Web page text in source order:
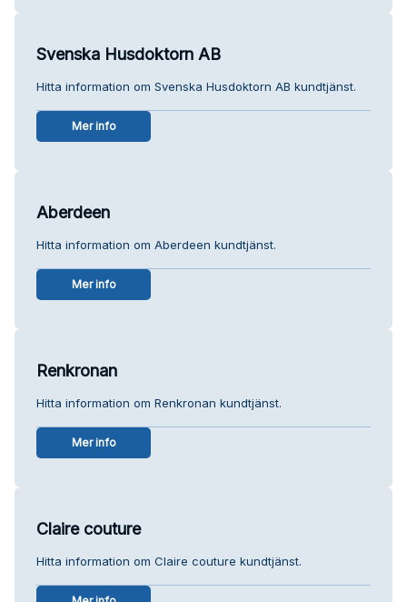
Svenska Husdoktorn AB
Hitta information om Svenska Husdoktorn AB kundtjänst.
Mer info
Aberdeen
Hitta information om Aberdeen kundtjänst.
Mer info
Renkronan
Hitta information om Renkronan kundtjänst.
Mer info
Claire couture
Hitta information om Claire couture kundtjänst.